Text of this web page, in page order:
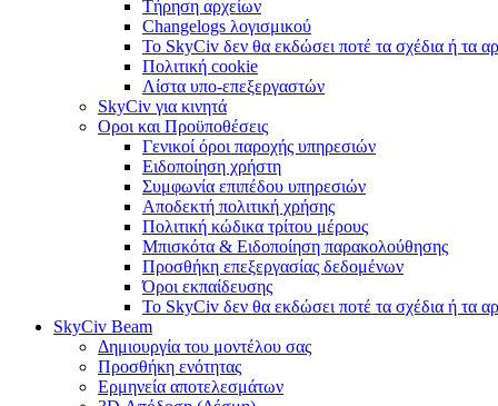
Τήρηση αρχείων
Changelogs λογισμικού
Το SkyCiv δεν θα εκδώσει ποτέ τα σχέδια ή τα
Πολιτική cookie
Λίστα υπο-επεξεργαστών
SkyCiv για κινητά
Οροι και Προϋποθέσεις
Γενικοί όροι παροχής υπηρεσιών
Ειδοποίηση χρήστη
Συμφωνία επιπέδου υπηρεσιών
Αποδεκτή πολιτική χρήσης
Πολιτική κώδικα τρίτου μέρους
Μπισκότα & Ειδοποίηση παρακολούθησης
Προσθήκη επεξεργασίας δεδομένων
Όροι εκπαίδευσης
Το SkyCiv δεν θα εκδώσει ποτέ τα σχέδια ή τα
SkyCiv Beam
Δημιουργία του μοντέλου σας
Προσθήκη ενότητας
Ερμηνεία αποτελεσμάτων